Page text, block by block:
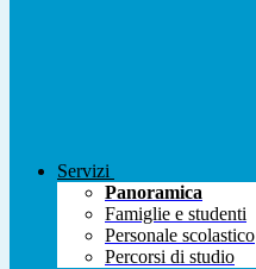
Servizi
Panoramica
Famiglie e studenti
Personale scolastico
Percorsi di studio